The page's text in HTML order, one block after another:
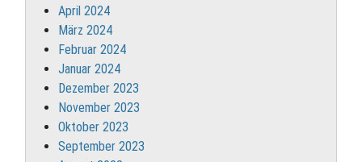
April 2024
März 2024
Februar 2024
Januar 2024
Dezember 2023
November 2023
Oktober 2023
September 2023